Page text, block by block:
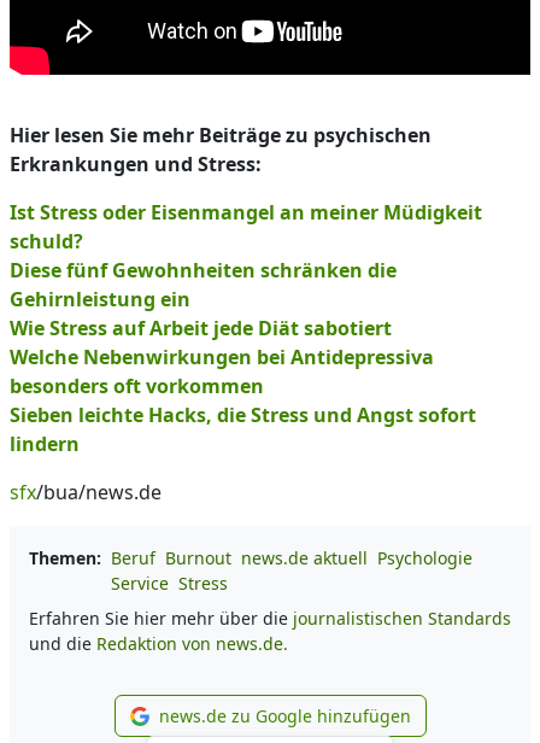
Hier lesen Sie mehr Beiträge zu psychischen
Erkrankungen und Stress:
Ist Stress oder Eisenmangel an meiner Müdigkeit
schuld?
Diese fünf Gewohnheiten schränken die
Gehirnleistung ein
Wie Stress auf Arbeit jede Diät sabotiert
Welche Nebenwirkungen bei Antidepressiva
besonders oft vorkommen
Sieben leichte Hacks, die Stress und Angst sofort
lindern
sfx/bua/news.de
Themen: Beruf Burnout news.de aktuell Psychologie
Service Stress
Erfahren Sie hier mehr über die journalistischen Standards
und die Redaktion von news.de.
news.de zu Google
news.de zu Google hinzufügen